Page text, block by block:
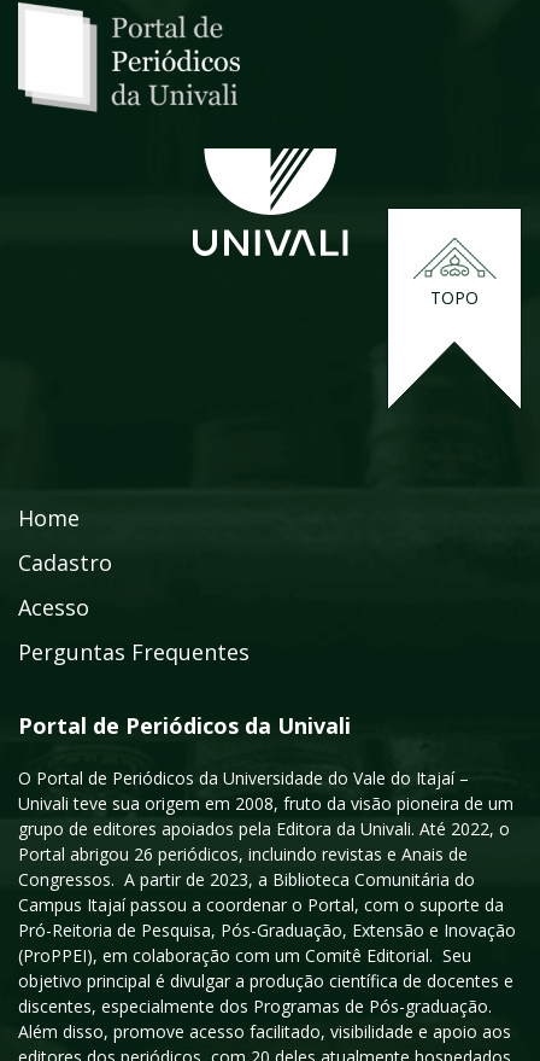
TOPO
Home
Cadastro
Acesso
Perguntas Frequentes
Portal de Periódicos da Univali
O Portal de Periódicos da Universidade do Vale do Itajaí –
Univali teve sua origem em 2008, fruto da visão pioneira de um
grupo de editores apoiados pela Editora da Univali. Até 2022, o
Portal abrigou 26 periódicos, incluindo revistas e Anais de
Congressos. A partir de 2023, a Biblioteca Comunitária do
Campus Itajaí passou a coordenar o Portal, com o suporte da
Pró-Reitoria de Pesquisa, Pós-Graduação, Extensão e Inovação
(ProPPEI), em colaboração com um Comitê Editorial. Seu
objetivo principal é divulgar a produção científica de docentes e
discentes, especialmente dos Programas de Pós-graduação.
Além disso, promove acesso facilitado, visibilidade e apoio aos